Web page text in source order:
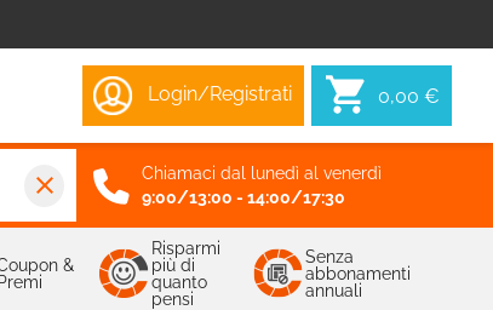
Login/Registrati 0,00 €
close
Chiamaci dal lunedì al venerdì
9:00/13:00 - 14:00/17:30
&
Premi
Risparmi
più di
quanto
pensi
Senza
abbonamenti
annuali